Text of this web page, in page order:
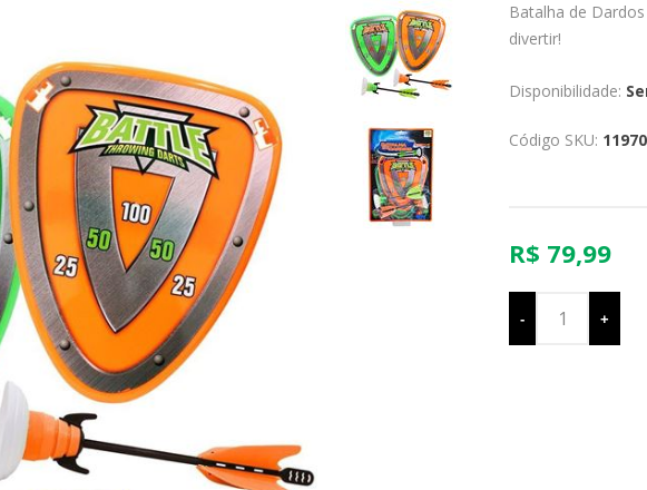
Batalha de
divertir!
Disponibilidade:
Código SKU:
R$ 79,99
- +